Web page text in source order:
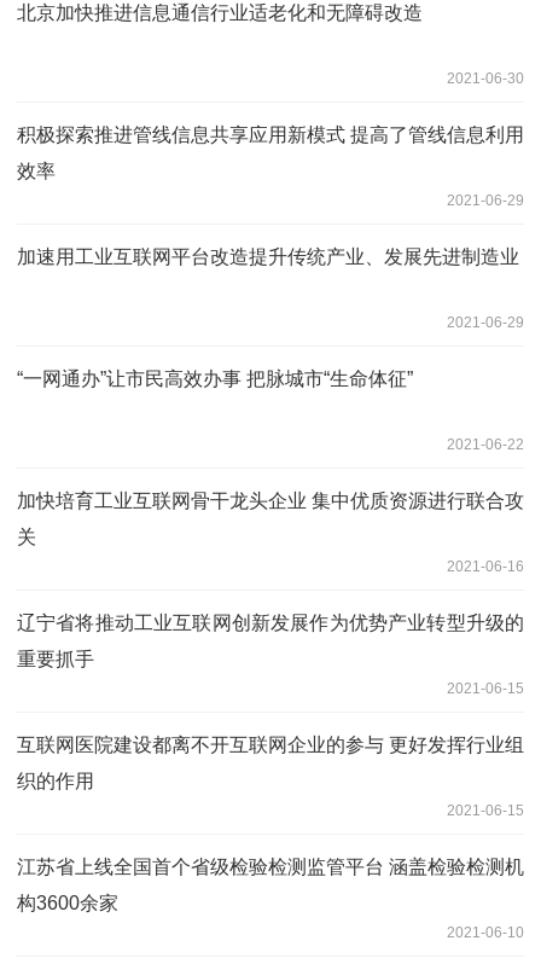
北京加快推进信息通信行业适老化和无障碍改造
2021-06-30
积极探索推进管线信息共享应用新模式 提高了管线信息利用
效率
2021-06-29
加速用工业互联网平台改造提升传统产业、发展先进制造业
2021-06-29
“一网通办”让市民高效办事 把脉城市“生命体征”
2021-06-22
加快培育工业互联网骨干龙头企业 集中优质资源进行联合攻
关
2021-06-16
辽宁省将推动工业互联网创新发展作为优势产业转型升级的
重要抓手
2021-06-15
互联网医院建设都离不开互联网企业的参与 更好发挥行业组
织的作用
2021-06-15
江苏省上线全国首个省级检验检测监管平台 涵盖检验检测机
构3600余家
2021-06-10